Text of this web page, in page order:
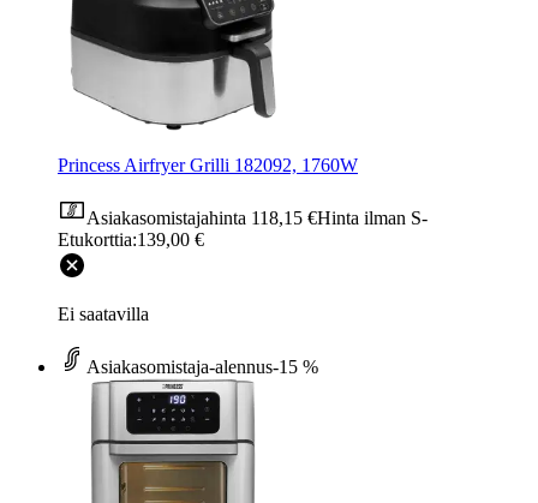
Princess Airfryer Grilli 182092, 1760W
Asiakasomistajahinta 118,15 €Hinta ilman S-
Etukorttia:139,00 €
Ei saatavilla
Asiakasomistaja-alennus-15 %